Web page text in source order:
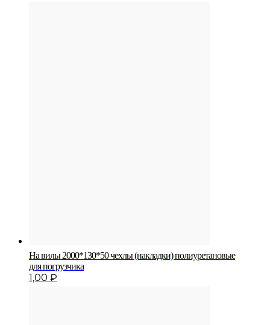
На вилы 2000*130*50 чехлы (накладки) полиуретановые
для погрузчика
1,00 ₽